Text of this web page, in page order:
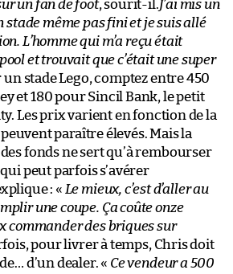
un fan de foot, sourit-il.J’ai mis un
stade même pas fini et je suis allé
L’homme qui m’a reçu était
et trouvait que c’était une super
un stade Lego, comptez entre 450
et 180 pour Sincil Bank, le petit
Les prix varient en fonction de la
paraître élevés. Mais la
fonds ne sert qu’à rembourser
peut parfois s’avérer
: « Le mieux, c’est d’aller au
une coupe. Ça coûte onze
commander des briques sur
pour livrer à temps, Chris doit
d’un dealer. « Ce vendeur a 500